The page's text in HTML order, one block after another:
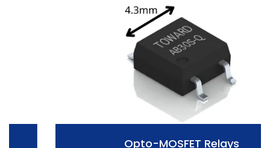
Opto-MOSFET Relays